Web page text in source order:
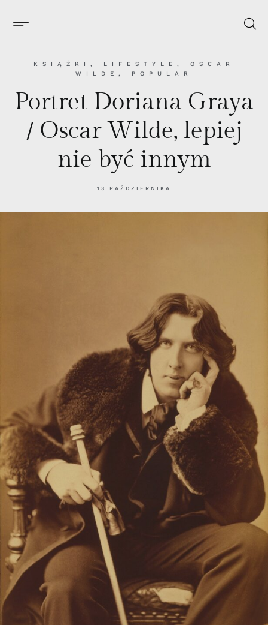
KSIĄŻKI , LIFESTYLE , OSCAR
WILDE , POPULAR
Portret Doriana Graya
/ Oscar Wilde, lepiej
nie być innym
13 PAŹDZIERNIKA